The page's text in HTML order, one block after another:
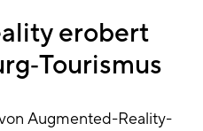
erobert
Augmented-Reality-